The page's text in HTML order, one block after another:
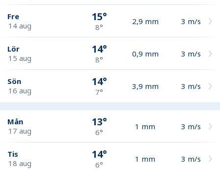
Fre
14 aug
15°
8°
2,9 mm 3 m/s
Lör
15 aug
14°
8°
0,9 mm 3 m/s
Sön
16 aug
14°
7°
3,9 mm 3 m/s
Mån
17 aug
13°
6°
1 mm 3 m/s
Tis
18 aug
14°
6°
1 mm 3 m/s